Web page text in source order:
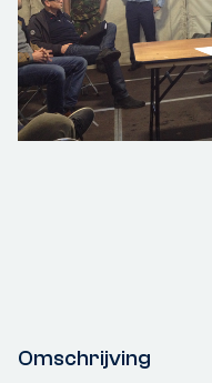
Omschrijving